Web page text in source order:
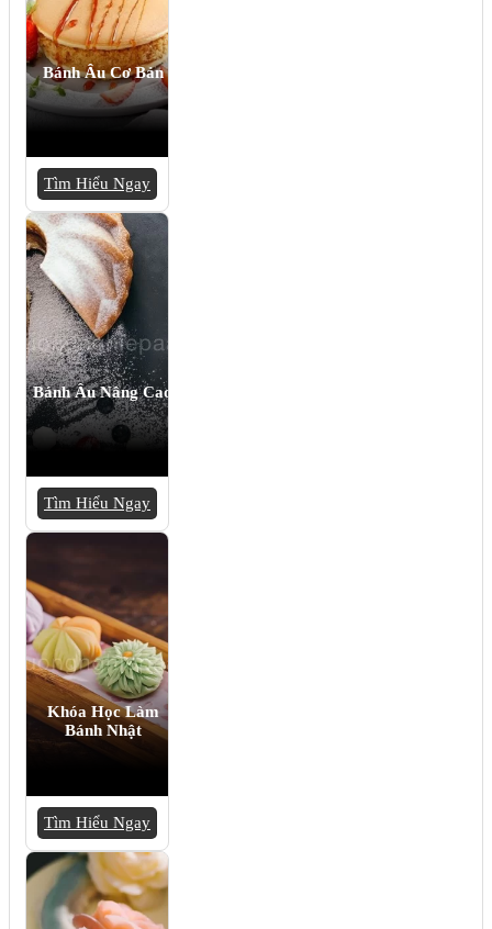
Bánh Âu Cơ Bản
Tìm Hiểu Ngay
Bánh Âu Nâng Cao
Tìm Hiểu Ngay
Khóa Học Làm
Bánh Nhật
Tìm Hiểu Ngay